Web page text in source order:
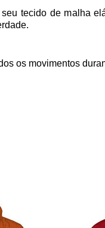
tecido de malha
.
os movimentos